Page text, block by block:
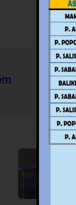
Advertorial
Mamuju
Pemerintahan